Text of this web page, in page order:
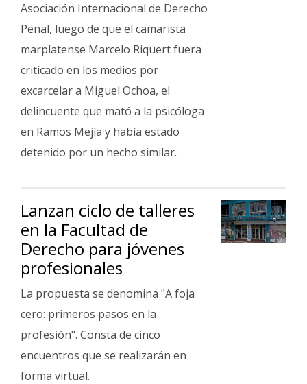
Asociación Internacional de Derecho
Penal, luego de que el camarista
marplatense Marcelo Riquert fuera
criticado en los medios por
excarcelar a Miguel Ochoa, el
delincuente que mató a la psicóloga
en Ramos Mejía y había estado
detenido por un hecho similar.
Lanzan ciclo de talleres
en la Facultad de
Derecho para jóvenes
profesionales
La propuesta se denomina "A foja
cero: primeros pasos en la
profesión". Consta de cinco
encuentros que se realizarán en
forma virtual.